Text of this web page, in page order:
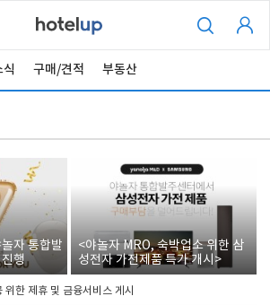
식 구매/견적 부동산
자 통합발
행
<야놀자 MRO, 숙박업소 위한 삼
성전자 가전제품 특가 개시>
한 제휴 및 금융서비스 게시